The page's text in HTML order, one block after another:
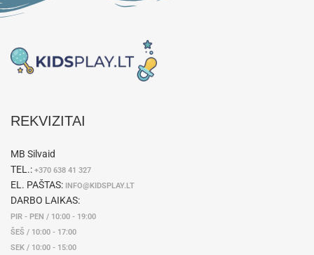
REKVIZITAI
MB Silvaid
TEL.: +370 638 41 327
EL. PAŠTAS: INFO@KIDSPLAY.LT
DARBO LAIKAS:
PIR - PEN / 10:00 - 19:00
ŠEŠ / 10:00 - 17:00
SEK / 10:00 - 15:00